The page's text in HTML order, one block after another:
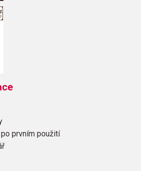
prvním použití